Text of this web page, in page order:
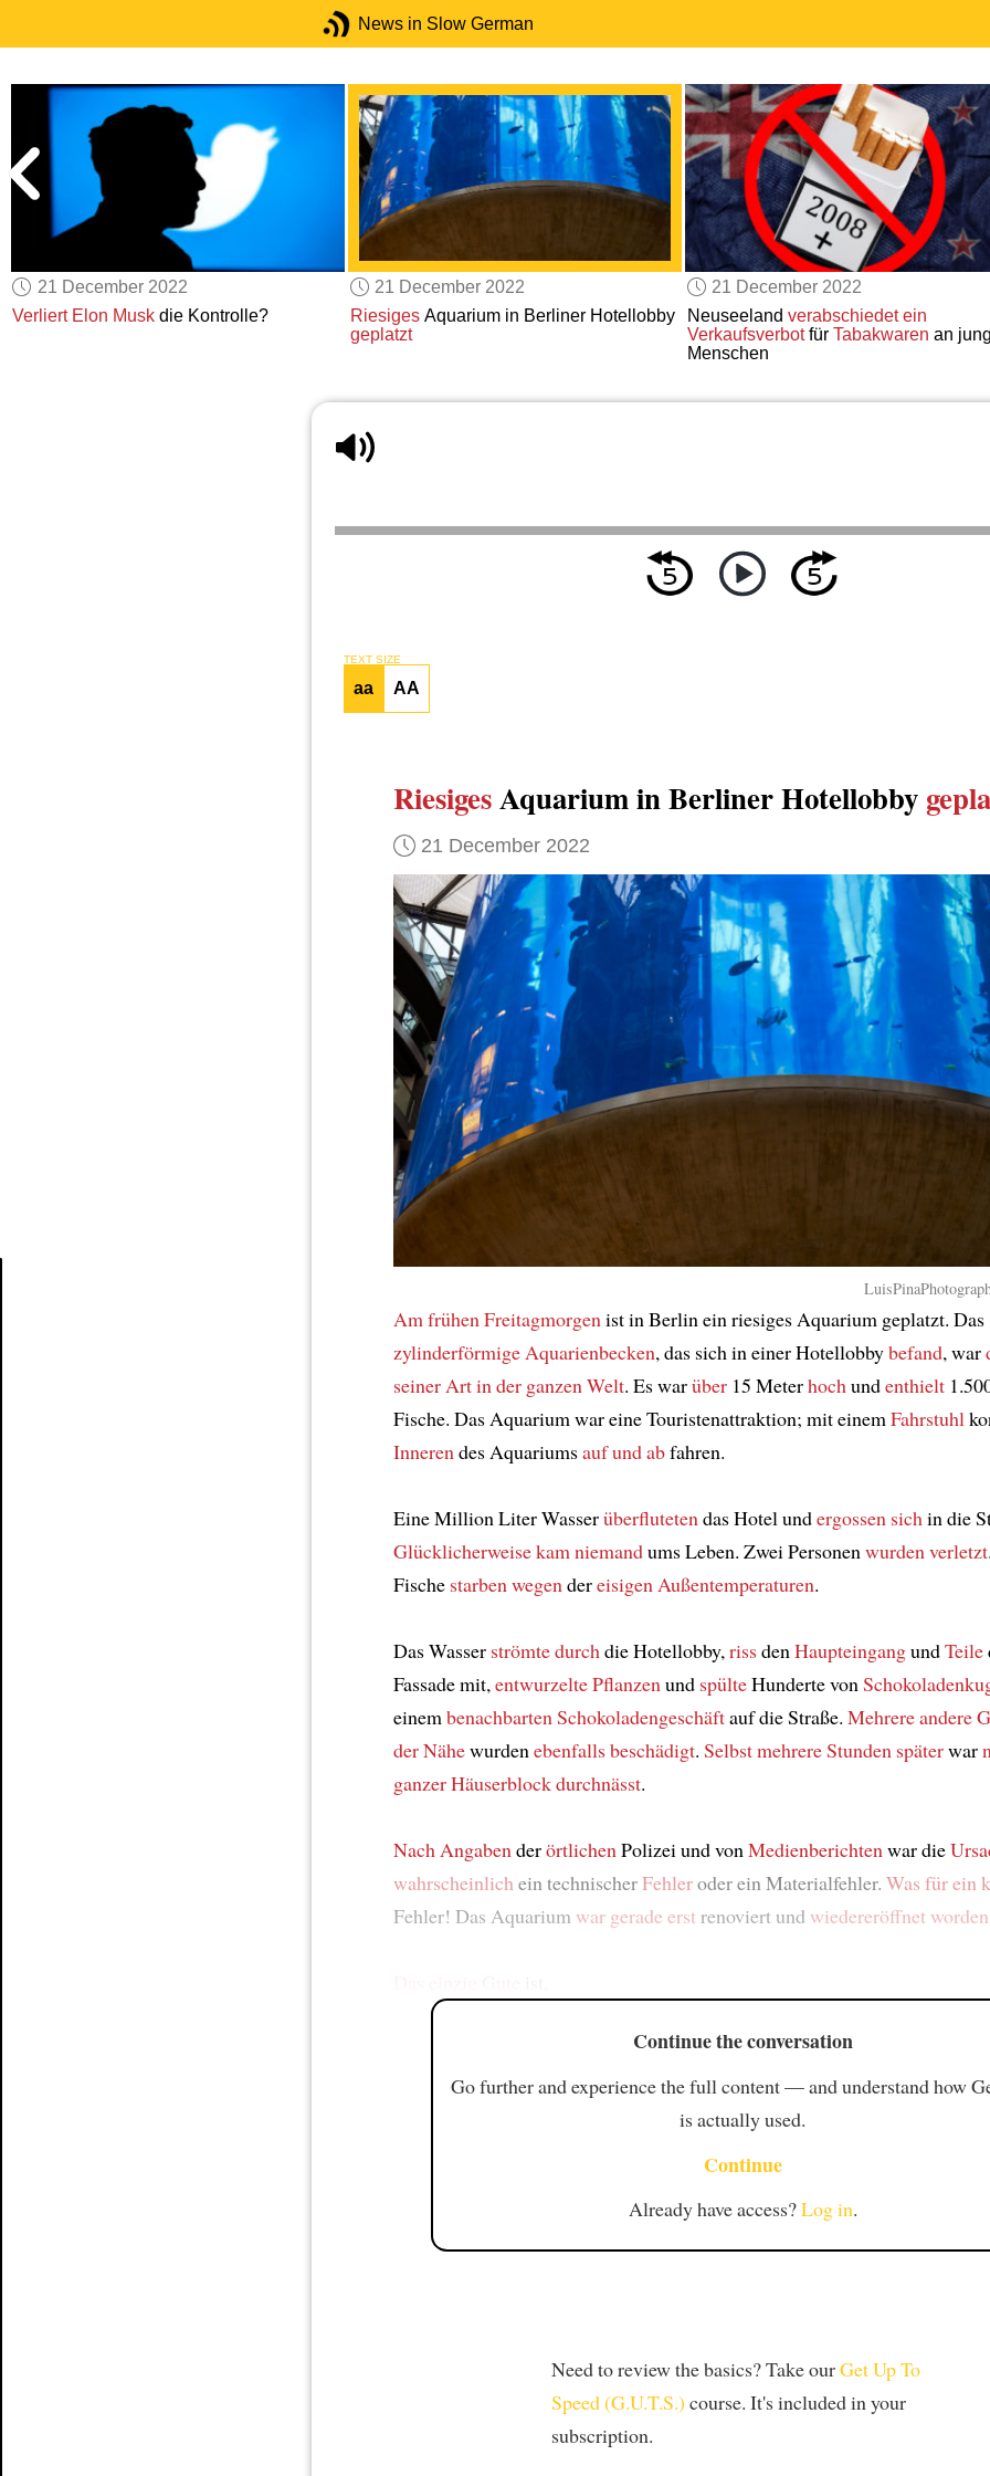
News in Slow German
21 December 2022
Verliert Elon Musk die Kontrolle?
21 December 2022
RiesigesAquarium in Berliner Hotellobby
geplatzt
21 December 2022
Neuseeland verabschiedet ein
Verkaufsverbotfür Tabakwaren an
Menschen
TEXT SIZE
aa AA
RiesigesAquarium in Berliner Hotellobby
21 December 2022
Am frühen Freitagmorgen ist in Berlin ein riesiges Aquarium geplatzt. Das
zylinderförmige Aquarienbecken, das sich in einer Hotellobbybefand, war
seiner Artin der ganzen Welt. Es warüber 15 Meterhoch undenthielt
Fische. Das Aquarium war eine Touristenattraktion; mit einem Fahrstuhl
Inneren des Aquariumsauf und abfahren.
Eine Million Liter Wasserüberfluteten das Hotel undergossen sich in die
Glücklicherweisekam niemandums Leben. Zwei Personen wurden verletzt
Fische starben wegen dereisigen Außentemperaturen.
Das Wasser strömte durch die Hotellobby, rissden HaupteingangundTeile
Fassade mit, entwurzelte Pflanzen und spülteHunderte von
einem benachbarten Schokoladengeschäftauf die Straße. Mehrere andere
der Nähewurden ebenfallsbeschädigt. Selbstmehrere Stunden späterwar
ganzer Häuserblockdurchnässt.
Nach Angaben derörtlichen Polizei und von Medienberichten war die
wahrscheinlich ein technischerFehleroder ein Materialfehler. Was für ein
Fehler! Das Aquarium war gerade erst renoviert und wiedereröffnet worden
Continue the conversation
Go further and experience the full content — and understand how
is actually used.
Continue
Already have access?Log in.
Need to review the basics? Take ourGet Up To
Speed (G.U.T.S.) course. It's included in your
subscription.